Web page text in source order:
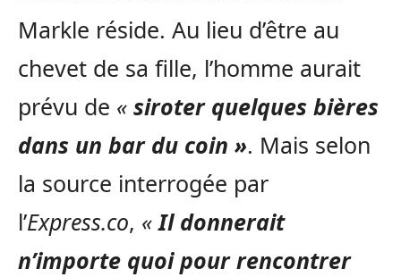
Markle réside. Au lieu d’être au
chevet de sa fille, l’homme aurait
prévu de « siroter quelques bières
dans un bar du coin ». Mais selon
la source interrogée par
l’Express.co, «Il donnerait
n’importe quoi pour rencontrer